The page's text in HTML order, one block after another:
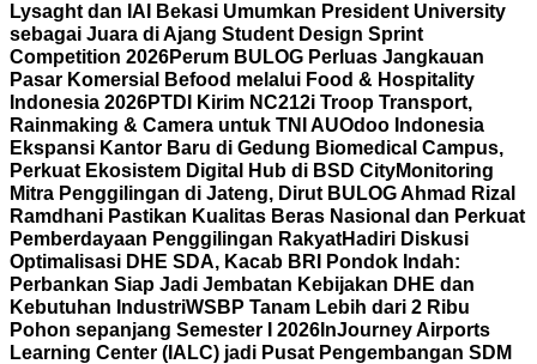
Lysaght dan IAI Bekasi Umumkan President University
sebagai Juara di Ajang Student Design Sprint
Competition 2026Perum BULOG Perluas Jangkauan
Pasar Komersial Befood melalui Food & Hospitality
Indonesia 2026PTDI Kirim NC212i Troop Transport,
Rainmaking & Camera untuk TNI AUOdoo Indonesia
Ekspansi Kantor Baru di Gedung Biomedical Campus,
Perkuat Ekosistem Digital Hub di BSD CityMonitoring
Mitra Penggilingan di Jateng, Dirut BULOG Ahmad Rizal
Ramdhani Pastikan Kualitas Beras Nasional dan Perkuat
Pemberdayaan Penggilingan RakyatHadiri Diskusi
Optimalisasi DHE SDA, Kacab BRI Pondok Indah:
Perbankan Siap Jadi Jembatan Kebijakan DHE dan
Kebutuhan IndustriWSBP Tanam Lebih dari 2 Ribu
Pohon sepanjang Semester I 2026 InJourney Airports
Learning Center (IALC) jadi Pusat Pengembangan SDM